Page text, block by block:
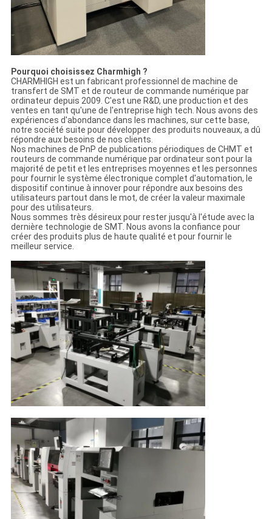
Pourquoi choisissez Charmhigh ?
CHARMHIGH est un fabricant professionnel de machine de
transfert de SMT et de routeur de commande numérique par
ordinateur depuis 2009. C'est une R&D, une production et des
ventes en tant qu'une de l'entreprise high tech. Nous avons des
expériences d'abondance dans les machines, sur cette base,
notre société suite pour développer des produits nouveaux, a dû
répondre aux besoins de nos clients.
Nos machines de PnP de publications périodiques de CHMT et
routeurs de commande numérique par ordinateur sont pour la
majorité de petit et les entreprises moyennes et les personnes
pour fournir le système électronique complet d'automation, le
dispositif continue à innover pour répondre aux besoins des
utilisateurs partout dans le mot, de créer la valeur maximale
pour des utilisateurs.
Nous sommes très désireux pour rester jusqu'à l'étude avec la
dernière technologie de SMT. Nous avons la confiance pour
créer des produits plus de haute qualité et pour fournir le
meilleur service.